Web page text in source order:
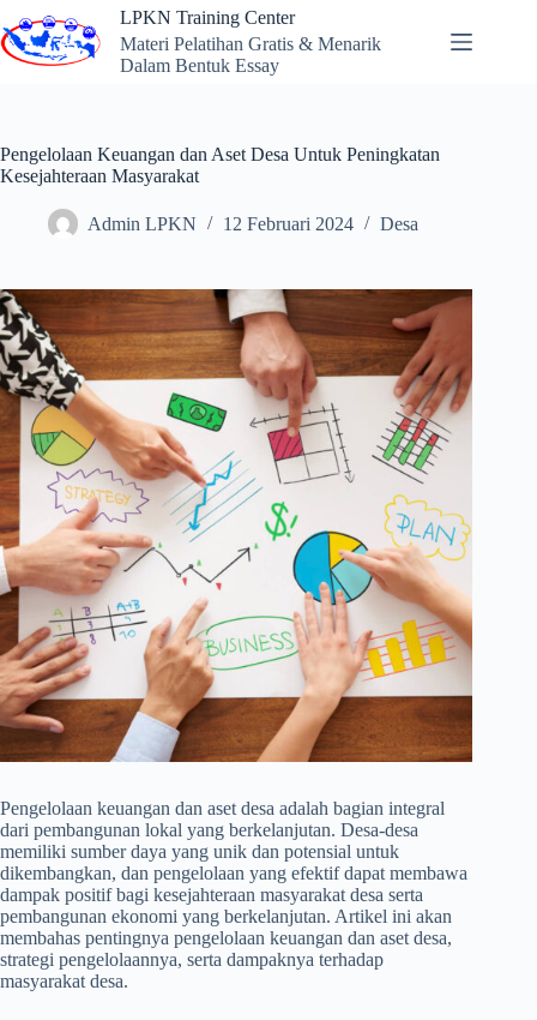
to
content
LPKN Training Center
Materi Pelatihan Gratis & Menarik
Dalam Bentuk Essay
Pengelolaan Keuangan dan Aset Desa Untuk Peningkatan
Kesejahteraan Masyarakat
Admin LPKN 12 Februari 2024 Desa
Pengelolaan keuangan dan aset desa adalah bagian integral
dari pembangunan lokal yang berkelanjutan. Desa-desa
memiliki sumber daya yang unik dan potensial untuk
dikembangkan, dan pengelolaan yang efektif dapat membawa
dampak positif bagi kesejahteraan masyarakat desa serta
pembangunan ekonomi yang berkelanjutan. Artikel ini akan
membahas pentingnya pengelolaan keuangan dan aset desa,
strategi pengelolaannya, serta dampaknya terhadap
masyarakat desa.